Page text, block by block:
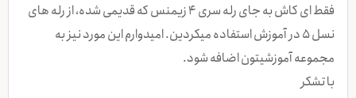
فقط ای کاش به جای رله سری ۴ زیمنس که قدیمی شده، از رله های
نسل ۵ در آموزش استفاده میکردین. امیدوارم این مورد نیز به
مجموعه آموزشیتون اضافه شود.
با تشکر